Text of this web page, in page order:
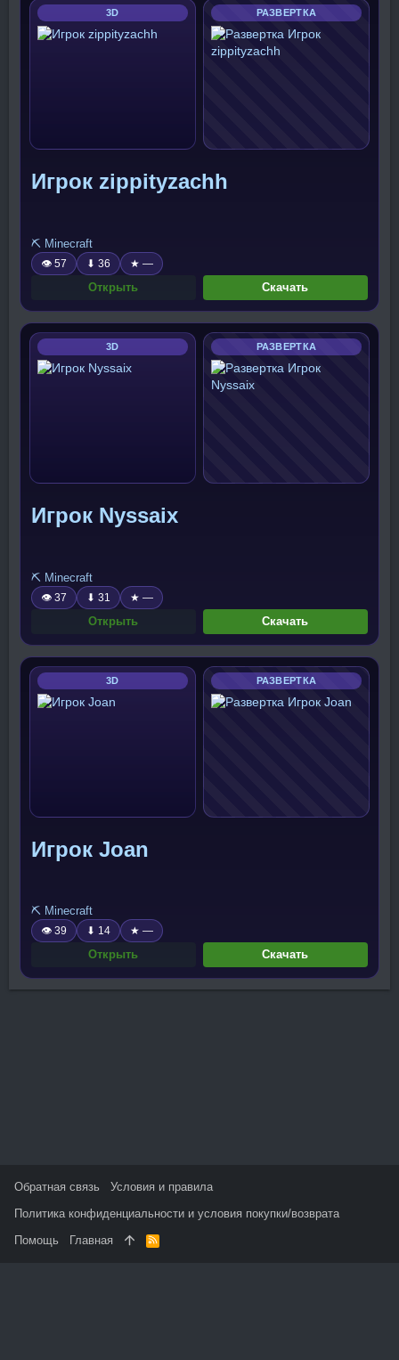
3D РАЗВЕРТКА
Игрок zippityzachh
⛏️ Minecraft
👁 57 ⬇ 36 ★ —
Открыть Скачать
3D РАЗВЕРТКА
Игрок Nyssaix
⛏️ Minecraft
👁 37 ⬇ 31 ★ —
Открыть Скачать
3D РАЗВЕРТКА
Игрок Joan
⛏️ Minecraft
👁 39 ⬇ 14 ★ —
Открыть Скачать
Обратная связь
Условия и правила
Политика конфиденциальности и условия покупки/возврата
Помощь
Главная
R